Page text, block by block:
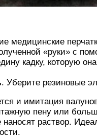
медицинские
«руки» с
кадку, которую
Уберите резиновые
и имитация
пену или
раствор.